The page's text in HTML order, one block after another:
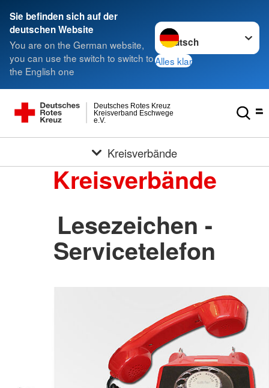
Sie befinden sich auf der
deutschen Website
You are on the German website,
you can use the switch to switch to
the English one
Sprache wechseln zu
Alles klar
e.V.
Kreisverband Eschwege
Deutsches Rotes Kreuz
Kreisverbände
Kreisverbände
Lesezeichen -
Servicetelefon